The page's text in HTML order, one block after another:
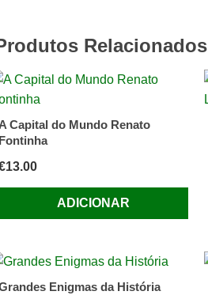
Relacionados
A Capital do Mundo Renato
Fontinha
13.00
ADICIONAR
Enigmas da História